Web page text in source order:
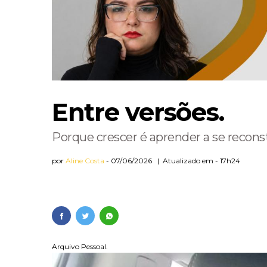
Muito além da
Arquitetura que
convivência
Equilíbrio
Instituto Toshiko
Entre versões.
Porque crescer é aprender a se
por Aline Costa 07/06/2026 | Atualizado em - 17h24
Arquivo Pessoal.